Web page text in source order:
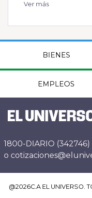
Ver más
BIENES
EMPLEOS
1800-DIARIO
o
@2026C.A EL UNIVERSO.